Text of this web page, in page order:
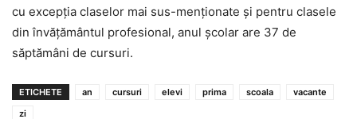
cu excepţia claselor mai sus-menționate şi pentru clasele
din învăţământul profesional, anul şcolar are 37 de
săptămâni de cursuri.
ETICHETE an cursuri elevi prima scoala
vacante
zi